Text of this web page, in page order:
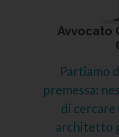
Avvocato
Partiamo
premessa:
di cercare
architetto